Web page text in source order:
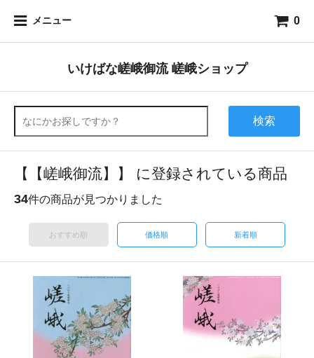
メニュー 0
いけばな嵯峨御流 嵯峨ショップ
検索
【【嵯峨御流】】 に登録されている商品
34件の商品が見つかりました
おすすめ順 価格順 新着順